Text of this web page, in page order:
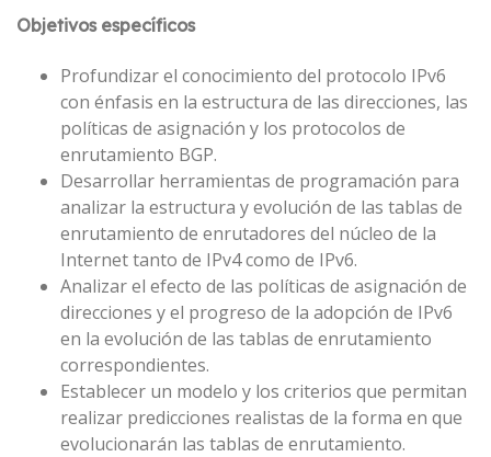
Objetivos específicos
Profundizar el conocimiento del protocolo IPv6
con énfasis en la estructura de las direcciones, las
políticas de asignación y los protocolos de
enrutamiento BGP.
Desarrollar herramientas de programación para
analizar la estructura y evolución de las tablas de
enrutamiento de enrutadores del núcleo de la
Internet tanto de IPv4 como de IPv6.
Analizar el efecto de las políticas de asignación de
direcciones y el progreso de la adopción de IPv6
en la evolución de las tablas de enrutamiento
correspondientes.
Establecer un modelo y los criterios que permitan
realizar predicciones realistas de la forma en que
evolucionarán las tablas de enrutamiento.